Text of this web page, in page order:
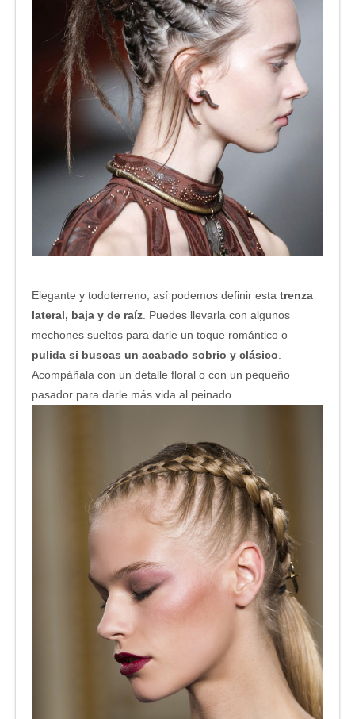
Elegante y todoterreno, así podemos definir esta trenza
lateral, baja y de raíz . Puedes llevarla con algunos
mechones sueltos para darle un toque romántico o
pulida si buscas un acabado sobrio y clásico
Acompáñala con un detalle floral o con un pequeño
pasador para darle más vida al peinado.